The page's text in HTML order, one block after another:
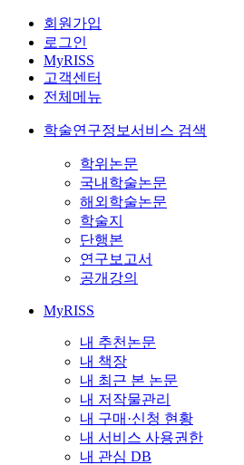
회원가입
로그인
MyRISS
고객센터
전체메뉴
학술연구정보서비스 검색
학위논문
국내학술논문
해외학술논문
학술지
단행본
연구보고서
공개강의
MyRISS
내 추천논문
내 책장
내 최근 본 논문
내 저작물관리
내 구매·신청 현황
내 서비스 사용권한
내 관심 DB